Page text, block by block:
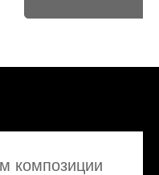
композиции